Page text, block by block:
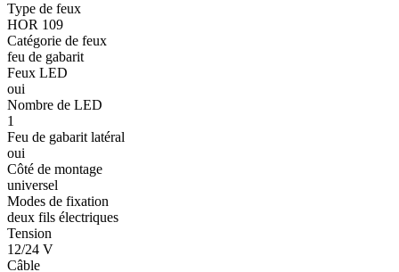
Type de feux
HOR 109
Catégorie de feux
feu de gabarit
Feux LED
oui
Nombre de LED
1
Feu de gabarit latéral
oui
Côté de montage
universel
Modes de fixation
deux fils électriques
Tension
12/24 V
Câble